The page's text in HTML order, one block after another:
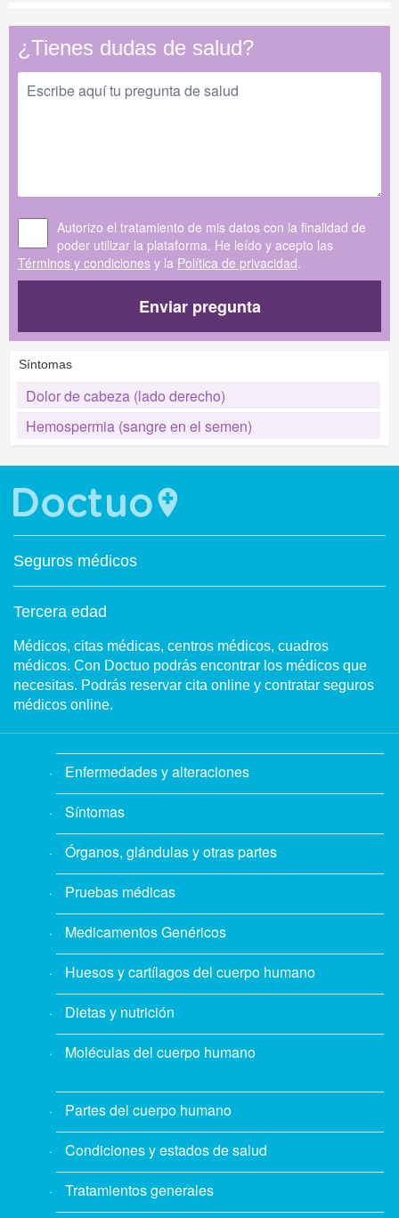
¿Tienes dudas de salud?
Autorizo el tratamiento de mis datos con la finalidad de
poder utilizar la plataforma. He leído y acepto las
Términos y condiciones y la Política de privacidad.
Enviar pregunta
Síntomas
Dolor de cabeza (lado derecho)
Hemospermia (sangre en el semen)
Seguros médicos
Tercera edad
Médicos, citas médicas, centros médicos, cuadros
médicos. Con Doctuo podrás encontrar los médicos que
necesitas. Podrás reservar cita online y contratar seguros
médicos online.
Enfermedades y alteraciones
Síntomas
Órganos, glándulas y otras partes
Pruebas médicas
Medicamentos Genéricos
Huesos y cartílagos del cuerpo humano
Dietas y nutrición
Moléculas del cuerpo humano
Partes del cuerpo humano
Condiciones y estados de salud
Tratamientos generales